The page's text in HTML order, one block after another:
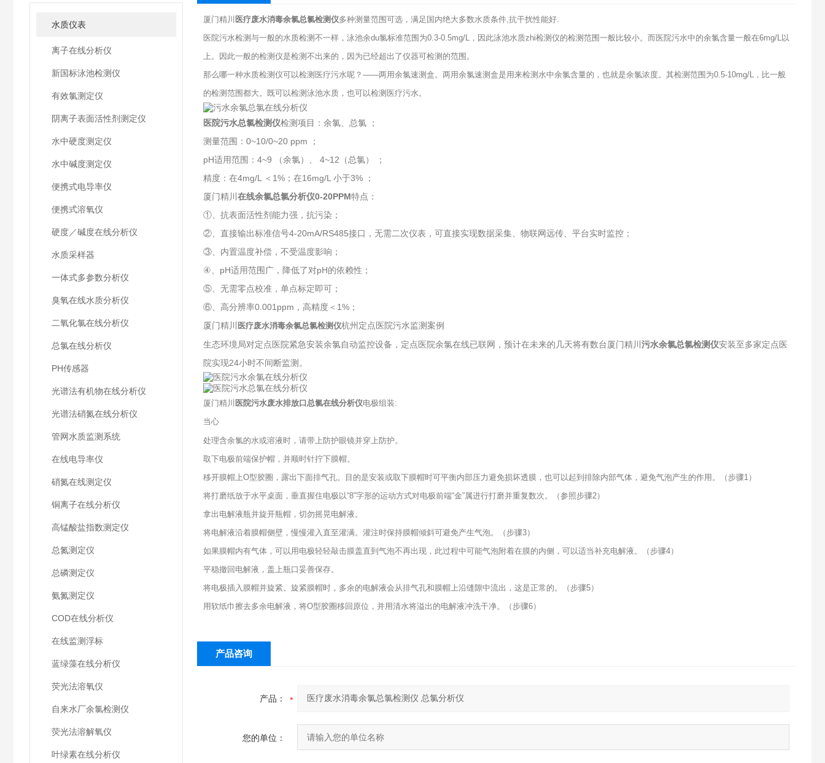
水质仪表
离子在线分析仪
新国标泳池检测仪
有效氯测定仪
阴离子表面活性剂测定仪
水中硬度测定仪
水中碱度测定仪
便携式电导率仪
便携式溶氧仪
硬度／碱度在线分析仪
水质采样器
一体式多参数分析仪
臭氧在线水质分析仪
二氧化氯在线分析仪
总氯在线分析仪
PH传感器
光谱法有机物在线分析仪
光谱法硝氮在线分析仪
管网水质监测系统
在线电导率仪
硝氮在线测定仪
铜离子在线分析仪
高锰酸盐指数测定仪
总氮测定仪
总磷测定仪
氨氮测定仪
COD在线分析仪
在线监测浮标
蓝绿藻在线分析仪
荧光法溶氧仪
自来水厂余氯检测仪
荧光法溶解氧仪
叶绿素在线分析仪
厦门精川 医疗废水消毒余氯总氯检测仪多种测量范围可选，满足国内绝大多数水质条件,抗干扰性能好.
医院污水检测与一般的水质检测不一样，泳池余du氯标准范围为0.3-0.5mg/L，因此泳池水质zhi检测仪的检测范围一般比较小。而医院污水中的余氯含量一般在6mg/L以
上。因此一般的检测仪是检测不出来的，因为已经超出了仪器可检测的范围。
那么哪一种水质检测仪可以检测医疗污水呢？——两用余氯速测盒。两用余氯速测盒是用来检测水中余氯含量的，也就是余氯浓度。其检测范围为0.5-10mg/L，比一般
的检测范围都大。既可以检测泳池水质，也可以检测医疗污水。
医院污水总氯检测仪检测项目：余氯、总氯 ；
测量范围：0~10/0~20 ppm ；
pH适用范围：4~9 （余氯）、 4~12（总氯） ；
精度：在4mg/L ＜1%；在16mg/L 小于3% ；
厦门精川 在线余氯总氯分析仪0-20PPM特点：
①、抗表面活性剂能力强，抗污染；
②、直接输出标准信号4-20mA/RS485接口，无需二次仪表，可直接实现数据采集、物联网远传、平台实时监控；
③、内置温度补偿，不受温度影响；
④、pH适用范围广，降低了对pH的依赖性；
⑤、无需零点校准，单点标定即可；
⑥、高分辨率0.001ppm，高精度＜1%；
厦门精川 医疗废水消毒余氯总氯检测仪杭州定点医院污水监测案例
生态环境局对定点医院紧急安装余氯自动监控设备，定点医院余氯在线已联网，预计在未来的几天将有数台厦门精川 污水余氯总氯检测仪安装至多家定点医
院实现24小时不间断监测。
厦门精川 医院污水废水排放口总氯在线分析仪电极组装:
当心
处理含余氯的水或溶液时，请带上防护眼镜并穿上防护 。
取下电极前端保护帽，并顺时针拧下膜帽。
移开膜帽上O型胶圈，露出下面排气孔。目的是安装或取下膜帽时可平衡内部压力避免损坏透膜，也可以起到排除内部气体，避免气泡产生的作用。（步骤1）
将打磨纸放于水平桌面，垂直握住电极以“8”字形的运动方式对电极前端“金”属进行打磨并重复数次。（参照步骤2）
拿出电解液瓶并旋开瓶帽，切勿摇晃电解液。
将电解液沿着膜帽侧壁，慢慢灌入直至灌满。灌注时保持膜帽倾斜可避免产生气泡。（步骤3）
如果膜帽内有气体，可以用电极轻轻敲击膜盖直到气泡不再出现，此过程中可能气泡附着在膜的内侧，可以适当补充电解液。（步骤4）
平稳撤回电解液，盖上瓶口妥善保存。
将电极插入膜帽并旋紧。旋紧膜帽时，多余的电解液会从排气孔和膜帽上沿缝隙中流出，这是正常的。（步骤5）
用软纸巾擦去多余电解液，将O型胶圈移回原位，并用清水将溢出的电解液冲洗干净。（步骤6）
产品咨询
产品：
您的单位：